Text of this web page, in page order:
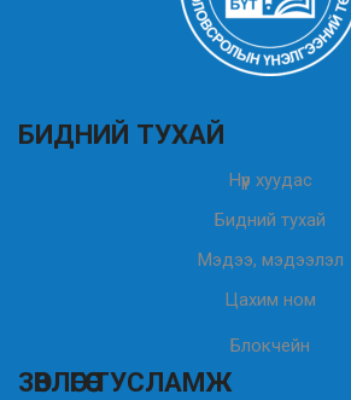
БИДНИЙ ТУХАЙ
Нүүр хуудас
Бидний тухай
Мэдээ, мэдээлэл
Цахим ном
Блокчейн
ЗӨВЛӨГӨӨ ТУСЛАМЖ